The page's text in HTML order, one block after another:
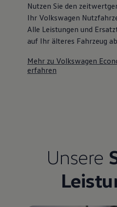
California Club
California Magazin &
Ratgeber
Routen & Reisen
California App
California Lifestyle &
Natur
Events
Rückblick VW
75 Jahre Bulli
Nutzen Sie den
Ihr Volkswagen
Alle Leistungen und
auf Ihr älteres Fahrzeug
Mehr zu Volkswagen
erfahren
Unsere